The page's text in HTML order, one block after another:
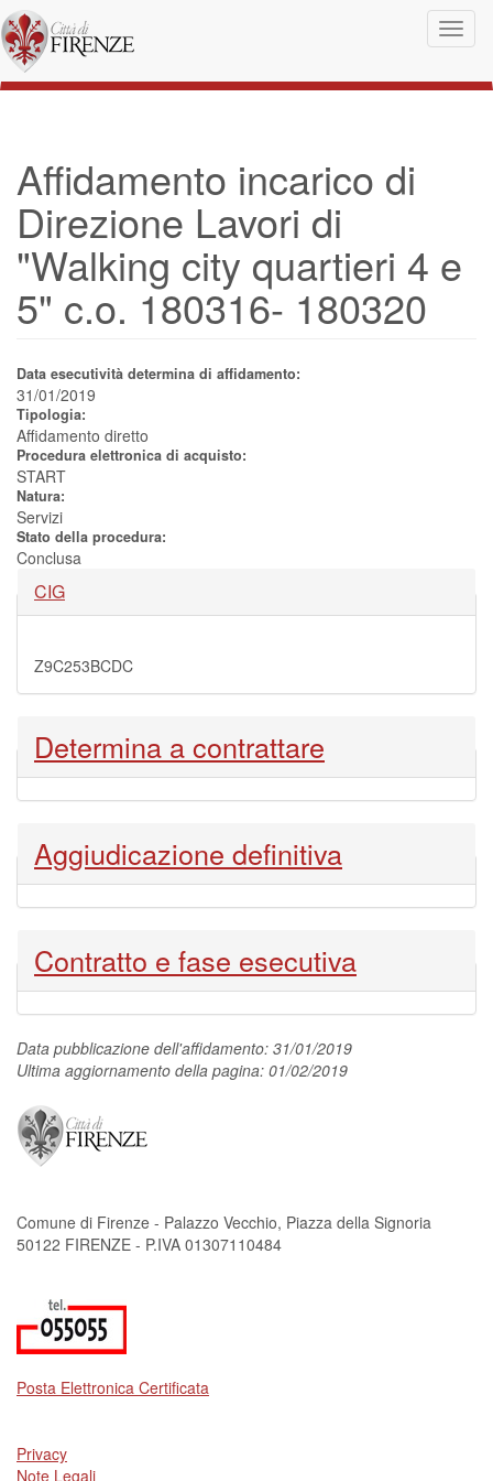
Salta al contenuto principale
Affidamento incarico di
Direzione Lavori di
"Walking city quartieri 4 e
5" c.o. 180316- 180320
Data esecutività determina di affidamento:
31/01/2019
Tipologia:
Affidamento diretto
Procedura elettronica di acquisto:
START
Natura:
Servizi
Stato della procedura:
Conclusa
Nascondi
CIG
Z9C253BCDC
Nascondi
Determina a contrattare
Nascondi
Aggiudicazione definitiva
Nascondi
Contratto e fase esecutiva
Data pubblicazione dell'affidamento: 31/01/2019
Ultima aggiornamento della pagina: 01/02/2019
Comune di Firenze - Palazzo Vecchio, Piazza della Signoria
50122 FIRENZE - P.IVA 01307110484
Posta Elettronica Certificata
Privacy
Note Legali